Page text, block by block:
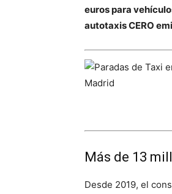
euros para
autotaxis CERO
Más de 13
Desde 2019, el